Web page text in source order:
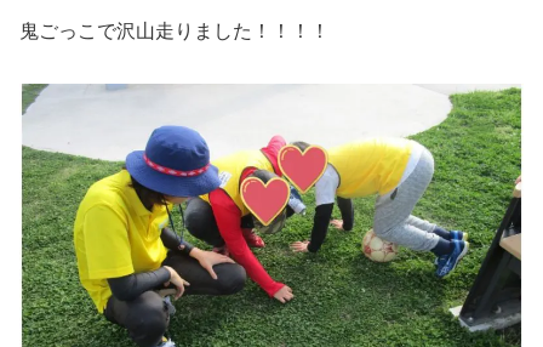
鬼ごっこで沢山走りました！！！！